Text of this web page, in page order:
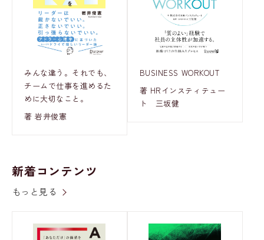
みんな違う。それでも、
チームで仕事を進めるた
めに大切なこと。
著 岩井俊憲
BUSINESS WORKOUT
著 HRインスティテュー
ト 三坂健
新着コンテンツ
もっと見る